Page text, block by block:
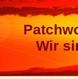
Wir